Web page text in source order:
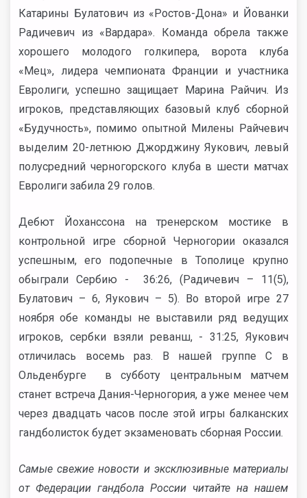
Катарины Булатович из «Ростов-Дона» и Йованки
Радичевич из «Вардара». Команда обрела также
хорошего молодого голкипера, ворота клуба
«Мец», лидера чемпионата Франции и участника
Евролиги, успешно защищает Марина Райчич. Из
игроков, представляющих базовый клуб сборной
«Будучность», помимо опытной Милены Райчевич
выделим 20-летнюю Джорджину Яукович, левый
полусредний черногорского клуба в шести матчах
Евролиги забила 29 голов.
Дебют Йоханссона на тренерском мостике в
контрольной игре сборной Черногории оказался
успешным, его подопечные в Тополице крупно
обыграли Сербию - 36:26, (Радичевич – 11(5),
Булатович – 6, Яукович – 5). Во второй игре 27
ноября обе команды не выставили ряд ведущих
игроков, сербки взяли реванш, - 31:25, Яукович
отличилась восемь раз. В нашей группе C в
Ольденбурге в субботу центральным матчем
станет встреча Дания-Черногория, а уже менее чем
через двадцать часов после этой игры балканских
гандболисток будет экзаменовать сборная России.
Самые свежие новости и эксклюзивные материалы
от Федерации гандбола России читайте на нашем